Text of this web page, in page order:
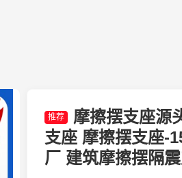
推荐
摩擦摆支座源
支座 摩擦摆支座-
厂 建筑摩擦摆隔